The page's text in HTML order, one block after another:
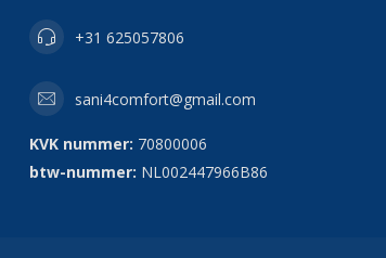
+31 625057806
sani4comfort@gmail.com
KVK nummer: 70800006
btw-nummer: NL002447966B86